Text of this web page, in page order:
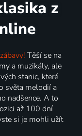
z
Těší se na
a muzikály, ale
stanic, které
světa melodií a
nadšence. A to
až 100 dní
si je mohli užít